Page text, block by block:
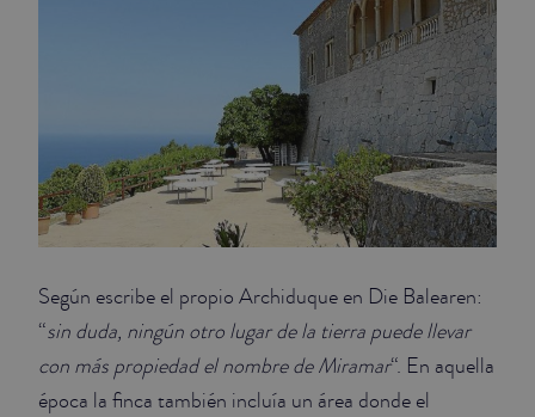
Según escribe el propio Archiduque en Die Balearen:
“sin duda, ningún otro lugar de la tierra puede llevar
con más propiedad el nombre de Miramar“. En aquella
época la finca también incluía un área donde el